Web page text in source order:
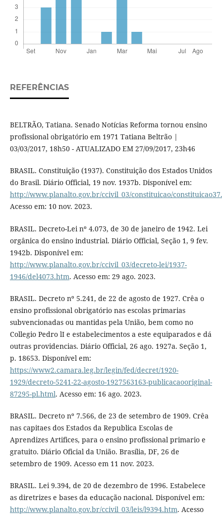
REFERÊNCIAS
BELTRÃO, Tatiana. Senado Notícias Reforma tornou ensino
profissional obrigatório em 1971 Tatiana Beltrão |
03/03/2017, 18h50 - ATUALIZADO EM 27/09/2017, 23h46
BRASIL. Constituição (1937). Constituição dos Estados Unidos
do Brasil. Diário Official, 19 nov. 1937b. Disponível em:
http://www.planalto.gov.br/ccivil_03/constituicao/
Acesso em: 10 nov. 2023.
BRASIL. Decreto-Lei nº 4.073, de 30 de janeiro de 1942. Lei
orgânica do ensino industrial. Diário Official, Seção 1, 9 fev.
1942b. Disponível em:
http://www.planalto.gov.br/ccivil_03/decreto-lei/1937-
1946/del4073.htm. Acesso em: 29 ago. 2023.
BRASIL. Decreto nº 5.241, de 22 de agosto de 1927. Crêa o
ensino profissional obrigatório nas escolas primarias
subvencionadas ou mantidas pela União, bem como no
Collegio Pedro lI e estabelecimentos a este equiparados e dá
outras providencias. Diário Official, 26 ago. 1927a. Seção 1,
p. 18653. Disponível em:
https://www2.camara.leg.br/legin/fed/decret/1920-
1929/decreto-5241-22-agosto-1927563163-publicacaooriginal-
87295-pl.html. Acesso em: 16 ago. 2023.
BRASIL. Decreto nº 7.566, de 23 de setembro de 1909. Crêa
nas capitaes dos Estados da Republica Escolas de
Aprendizes Artifices, para o ensino profissional primario e
gratuito. Diário Oficial da União. Brasília, DF, 26 de
setembro de 1909. Acesso em 11 nov. 2023.
BRASIL. Lei 9.394, de 20 de dezembro de 1996. Estabelece
as diretrizes e bases da educação nacional. Disponível em:
http://www.planalto.gov.br/ccivil_03/leis/l9394.htm. Acesso